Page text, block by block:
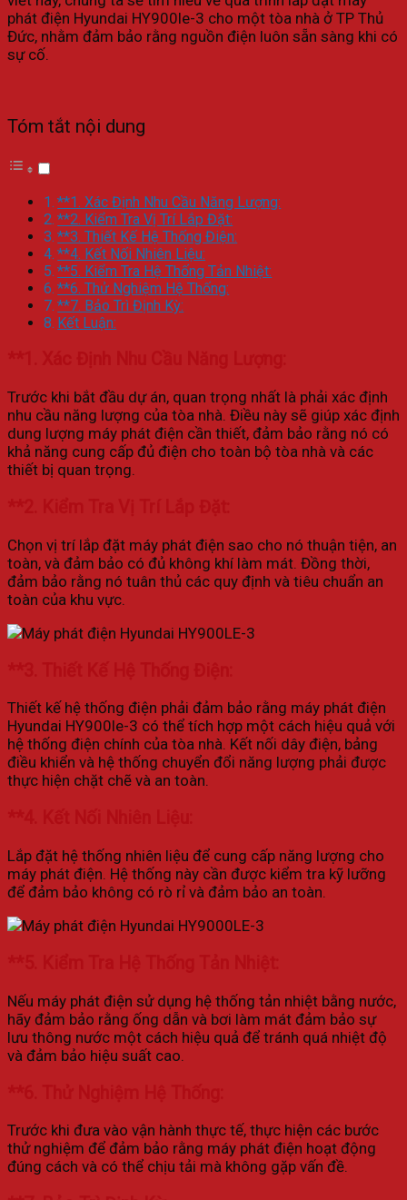
phát điện Hyundai HY900le-3 cho một tòa nhà ở TP Thủ
Đức, nhằm đảm bảo rằng nguồn điện luôn sẵn sàng khi có
sự cố.
Tóm tắt nội dung
**1. Xác Định Nhu Cầu Năng Lượng:
**2. Kiểm Tra Vị Trí Lắp Đặt:
**3. Thiết Kế Hệ Thống Điện:
**4. Kết Nối Nhiên Liệu:
**5. Kiểm Tra Hệ Thống Tản Nhiệt:
**6. Thử Nghiệm Hệ Thống:
**7. Bảo Trì Định Kỳ:
Kết Luận:
Trước khi bắt đầu dự án, quan trọng nhất là phải xác định
nhu cầu năng lượng của tòa nhà. Điều này sẽ giúp xác định
dung lượng máy phát điện cần thiết, đảm bảo rằng nó có
khả năng cung cấp đủ điện cho toàn bộ tòa nhà và các
thiết bị quan trọng.
Chọn vị trí lắp đặt máy phát điện sao cho nó thuận tiện, an
toàn, và đảm bảo có đủ không khí làm mát. Đồng thời,
đảm bảo rằng nó tuân thủ các quy định và tiêu chuẩn an
toàn của khu vực.
Thiết kế hệ thống điện phải đảm bảo rằng máy phát điện
Hyundai HY900le-3 có thể tích hợp một cách hiệu quả với
hệ thống điện chính của tòa nhà. Kết nối dây điện, bảng
điều khiển và hệ thống chuyển đổi năng lượng phải được
thực hiện chặt chẽ và an toàn.
Lắp đặt hệ thống nhiên liệu để cung cấp năng lượng cho
máy phát điện. Hệ thống này cần được kiểm tra kỹ lưỡng
để đảm bảo không có rò rỉ và đảm bảo an toàn.
Nếu máy phát điện sử dụng hệ thống tản nhiệt bằng nước,
hãy đảm bảo rằng ống dẫn và bơi làm mát đảm bảo sự
lưu thông nước một cách hiệu quả để tránh quá nhiệt độ
và đảm bảo hiệu suất cao.
Trước khi đưa vào vận hành thực tế, thực hiện các bước
thử nghiệm để đảm bảo rằng máy phát điện hoạt động
đúng cách và có thể chịu tải mà không gặp vấn đề.